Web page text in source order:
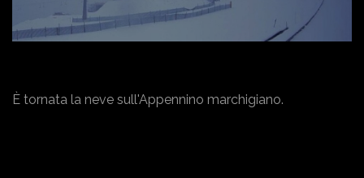
È tornata la neve sull'Appennino marchigiano.